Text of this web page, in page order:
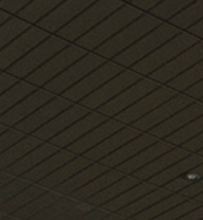
klientët tanë
Internet pa tel falas